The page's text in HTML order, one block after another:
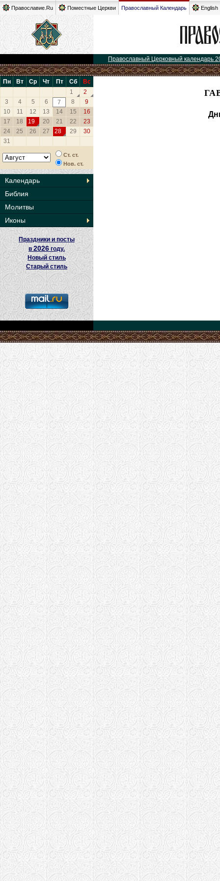
Православие.Ru Поместные Церкви Православный Календарь English
Православный Церковный календарь
Пн Вт Ср Чт Пт Сб
Вс
1
2
3
4 5 6 7 8
9
10
11 12 13 14 15
16
17
18 19 20 21 22
23
24
25 26 27 28 29
30
31
Ст. ст.
Нов. ст.
Календарь
Библия
Молитвы
Иконы
Праздники и посты
в2026 году.
Новый стиль
Старый стиль